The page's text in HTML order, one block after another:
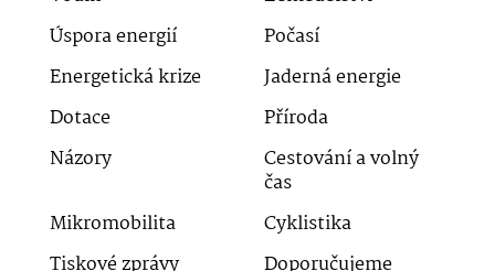
Úspora energií
Počasí
Energetická krize
Jaderná energie
Dotace
Příroda
Názory
Cestování a volný
čas
Mikromobilita
Cyklistika
Tiskové zprávy
Doporučujeme